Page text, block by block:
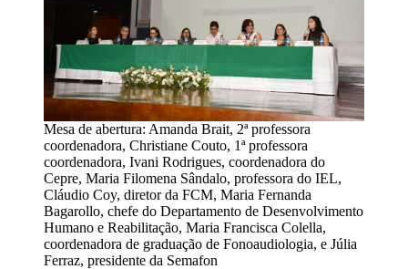
Mesa de abertura: Amanda Brait, 2ª professora
coordenadora, Christiane Couto, 1ª professora
coordenadora, Ivani Rodrigues, coordenadora do
Cepre, Maria Filomena Sândalo, professora do IEL,
Cláudio Coy, diretor da FCM, Maria Fernanda
Bagarollo, chefe do Departamento de Desenvolvimento
Humano e Reabilitação, Maria Francisca Colella,
coordenadora de graduação de Fonoaudiologia, e Júlia
Ferraz, presidente da Semafon